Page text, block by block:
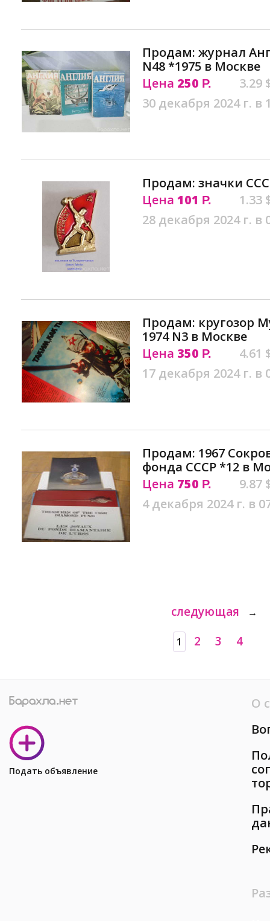
Продам: журнал
N48 *1975 в Москве
Цена 250 Р.
3.29
30 декабря 2024 г. в
Продам: значки
Цена 101 Р.
1.33
28 декабря 2024 г. в
Продам: кругозор
1974 N3 в Москве
Цена 350 Р.
4.61
17 декабря 2024 г. в
Продам: 1967
фонда СССР *12 в
Цена 750 Р.
9.87
4 декабря 2024 г. в
следующая →
1 2 3 4
Подать объявление
О